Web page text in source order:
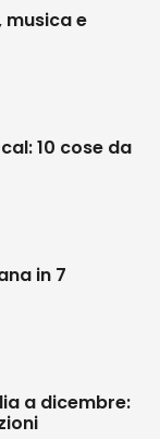
e
10 cose da
in 7
a dicembre: